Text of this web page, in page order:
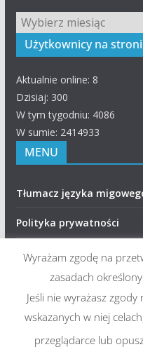
Archiwum
Użytkownicy na
Aktualnie online: 8
Dzisiaj: 300
W tym tygodniu: 4086
W sumie: 2414933
MENU
Tłumacz języka
Polityka prywatności
RODO – Klauzule
Deklaracja dostępności
Wyrażam zgodę na
zasadach
Jeśli nie wyrażasz
wskazanych w niej
przeglądarce lub